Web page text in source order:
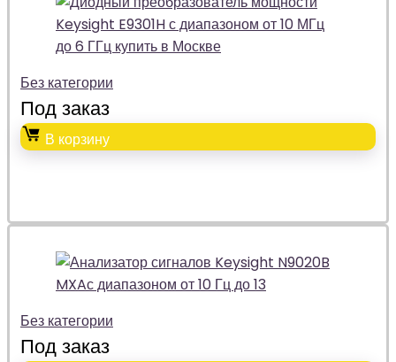
Без категории
Под заказ
В корзину
Без категории
Под заказ